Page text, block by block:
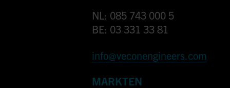
NL: 085 743 000 5
BE: 03 331 33 81
info@veconengineers.com
MARKTEN